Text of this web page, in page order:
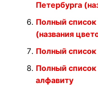
Петербурга
Полный список
(названия
Полный
Полный список
алфавиту